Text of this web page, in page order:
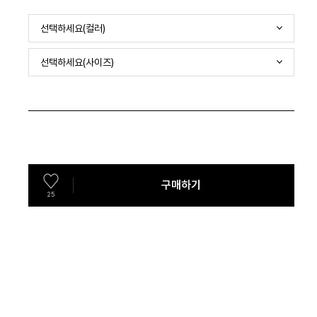
선택하세요(컬러)
선택하세요(사이즈)
25
구매하기